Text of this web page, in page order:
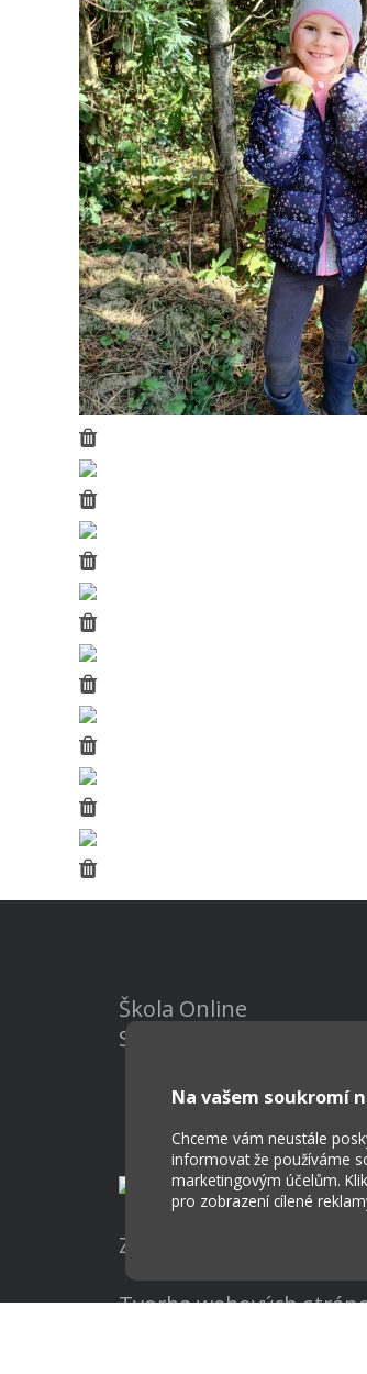
Na vašem soukromí
Chceme vám neustále
informovat že používáme
marketingovým účelům.
pro zobrazení cílené
Škola Online
Strava.cz
Základní škola a
Tvorba webových